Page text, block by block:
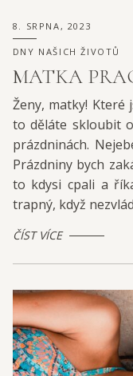
8. SRPNA, 2023
DNY NAŠICH ŽIVOTŮ
MATKA
Ženy, matky! Které
to děláte skloubit
prázdninách.
Prázdniny bych
to kdysi cpali a
trapný, když
ČÍST VÍCE